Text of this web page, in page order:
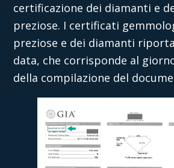
certificazione dei diamanti e
preziose. I certificati
preziose e dei diamanti
data, che corrisponde al
della compilazione del